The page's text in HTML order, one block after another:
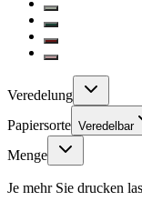
Veredelung
Papiersorte Veredelbar
Menge
Je mehr Sie drucken